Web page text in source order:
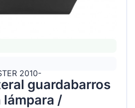
2010-
guardabarros
/